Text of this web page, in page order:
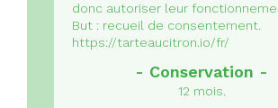
donc autoriser leur
But : recueil de consentement.
https://tarteaucitron.io/fr/
12 mois.